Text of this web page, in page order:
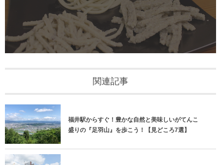
関連記事
福井駅からすぐ！豊かな自然と美味しいがてんこ
盛りの『足羽山』を歩こう！【見どころ7選】